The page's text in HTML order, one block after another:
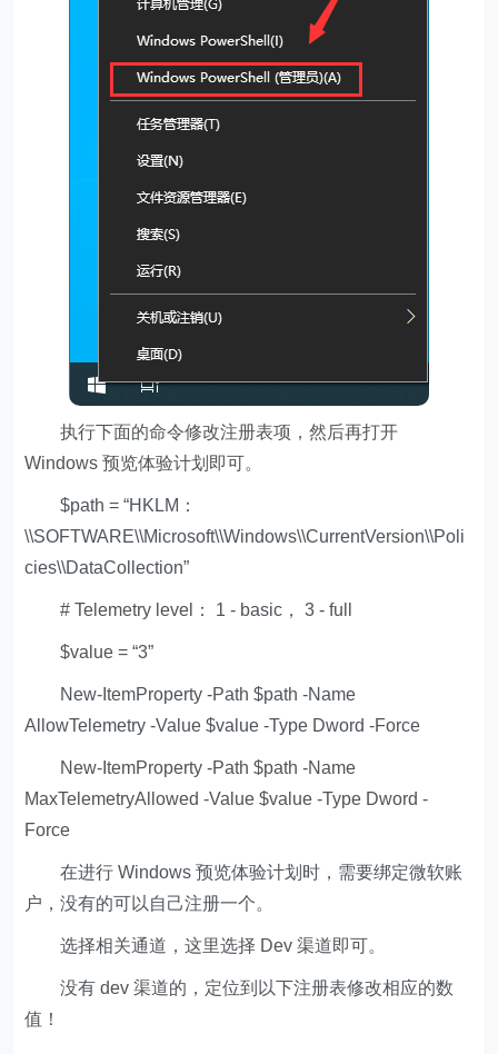
执行下面的命令修改注册表项，然后再打开
Windows 预览体验计划即可。
$path = “HKLM：
\\SOFTWARE\\Microsoft\\Windows\\CurrentVersion\\Poli
cies\\DataCollection”
# Telemetry level： 1 - basic， 3 - full
$value = “3”
New-ItemProperty -Path $path -Name
AllowTelemetry -Value $value -Type Dword -Force
New-ItemProperty -Path $path -Name
MaxTelemetryAllowed -Value $value -Type Dword -
Force
在进行 Windows 预览体验计划时，需要绑定微软账
户，没有的可以自己注册一个。
选择相关通道，这里选择 Dev 渠道即可。
没有 dev 渠道的，定位到以下注册表修改相应的数
值！